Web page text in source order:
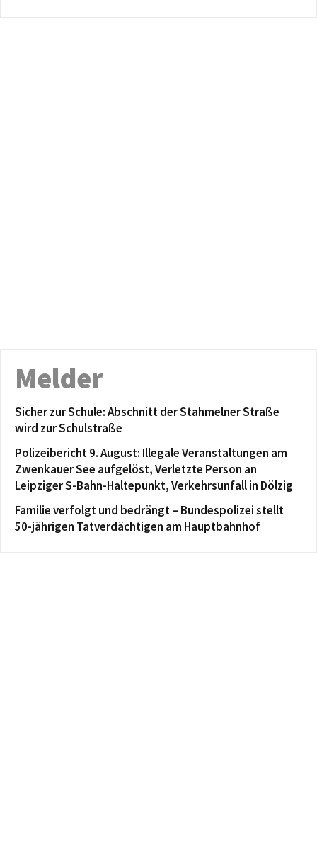
Melder
Sicher zur Schule: Abschnitt der Stahmelner Straße
wird zur Schulstraße
Polizeibericht 9. August: Illegale Veranstaltungen am
Zwenkauer See aufgelöst, Verletzte Person an
Leipziger S-Bahn-Haltepunkt, Verkehrsunfall in Dölzig
Familie verfolgt und bedrängt – Bundespolizei stellt
50-jährigen Tatverdächtigen am Hauptbahnhof